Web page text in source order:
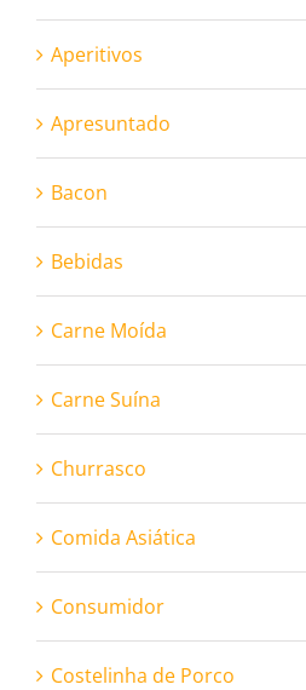
Aperitivos
Apresuntado
Bacon
Bebidas
Carne Moída
Carne Suína
Churrasco
Comida Asiática
Consumidor
Costelinha de Porco